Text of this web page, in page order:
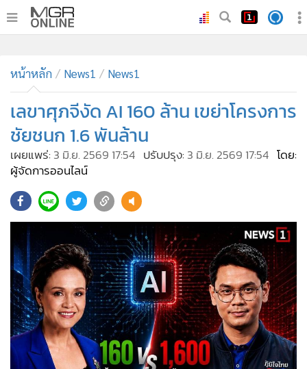
• ทันเหตุการณ์
• ภาคใต้
• ภูมิภาค
• Online Section
• บันเทิง
• ผู้จัดการรายวัน
• คอลัมนิสต์
• ละคร
•
CbizReview
• Cyber BIZ
• ผู้จัดกวน
• Good health & Well-being
• Green Innovation & SD
•
Management & HR
หน้าหลัก News1 News1
เลขาศุภจีงัด AI 160 ล้าน เขย่าโครงการ
ชัยชนก 1.6 พันล้าน
เผยแพร่: 3 มิ.ย. 2569 17:54 ปรับปรุง: 3 มิ.ย. 2569 17:54 โดย:
ผู้จัดการออนไลน์